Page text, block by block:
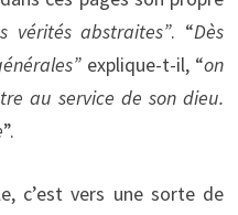
vérités abstraites”. “Dès
explique-t-il, “on
au service de son dieu.
”.
c’est vers une sorte de